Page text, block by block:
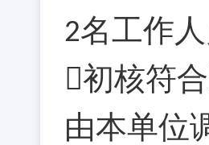
2名工作人
初核符
由本单位